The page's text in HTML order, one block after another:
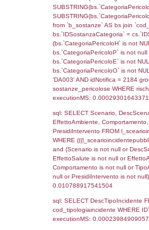
sql: SELECT
rofi.DescAltro